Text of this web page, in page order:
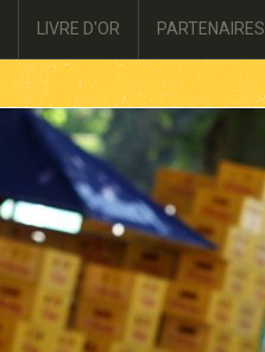
LIVRE D'OR PARTENAIRES